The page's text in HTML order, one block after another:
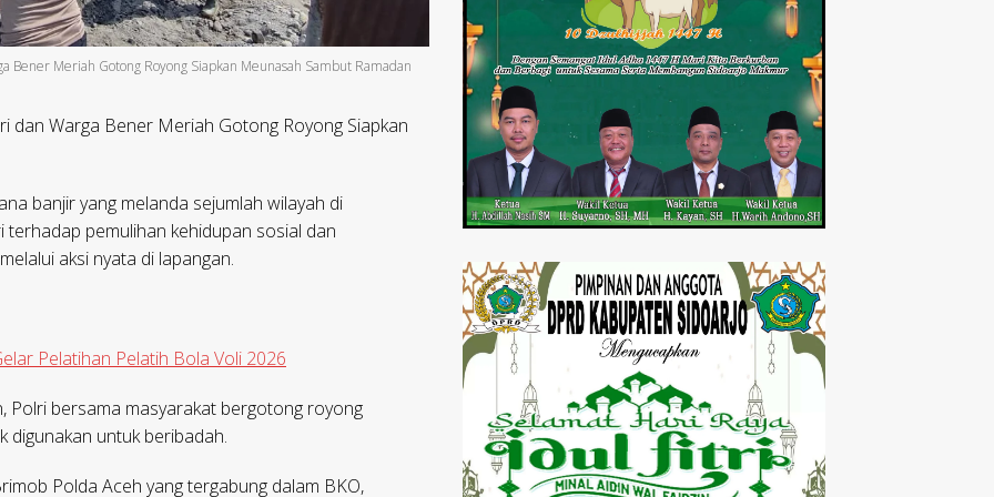
Bener Meriah Gotong Royong Siapkan Meunasah Sambut Ramadan
dan Warga Bener Meriah Gotong Royong Siapkan
banjir yang melanda sejumlah wilayah di
pemulihan kehidupan sosial dan
aksi nyata di lapangan.
Pelatihan Pelatih Bola Voli 2026
Polri bersama masyarakat bergotong royong
digunakan untuk beribadah.
Polda Aceh yang tergabung dalam BKO,